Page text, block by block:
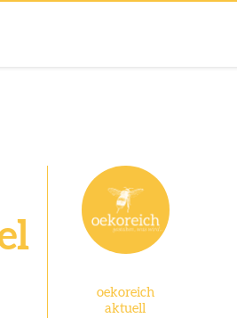
oekoreich
aktuell